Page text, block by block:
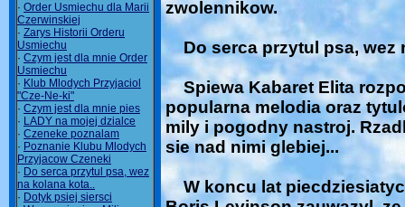
· Order Usmiechu dla Marii
Czerwinskiej
· Zarys Historii Orderu
Usmiechu
· Czym jest dla mnie Order
Usmiechu
· Klub Mlodych Przyjaciol
"Cze-Ne-ki"
· Czym jest dla mnie pies
· LADY na mojej dzialce
· Czeneke poznalam
· Poznanie Klubu Mlodych
Przyjacow Czeneki
· Do serca przytul psa, wez
na kolana kota..
· Dotyk psiej siersci
zwolennikow.
Do serca przytul psa, wez
Spiewa Kabaret Elita
popularna melodia oraz
mily i pogodny nastroj.
sie nad nimi glebiej...
W koncu lat